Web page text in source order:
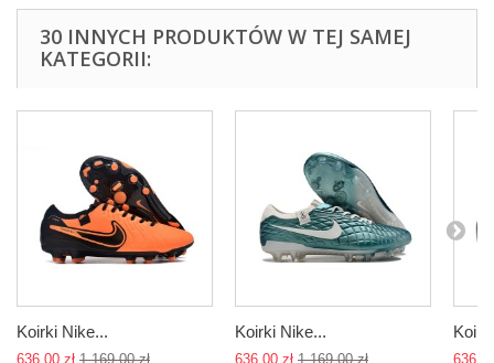
30 INNYCH PRODUKTÓW W TEJ SAMEJ
KATEGORII:
Koirki Nike...
636,00 zł 1 169,00 zł
Koirki Nike...
636,00 zł 1 169,00 zł